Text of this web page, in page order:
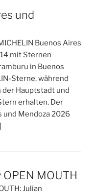
und
Buenos Aires
mit Sternen
in Buenos
Sterne, während
der Hauptstadt und
erhalten. Der
und Mendoza 2026
OPEN MOUTH
Julian